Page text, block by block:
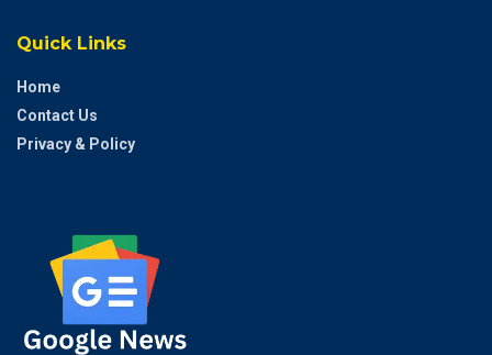
Quick Links
Home
Contact Us
Privacy & Policy